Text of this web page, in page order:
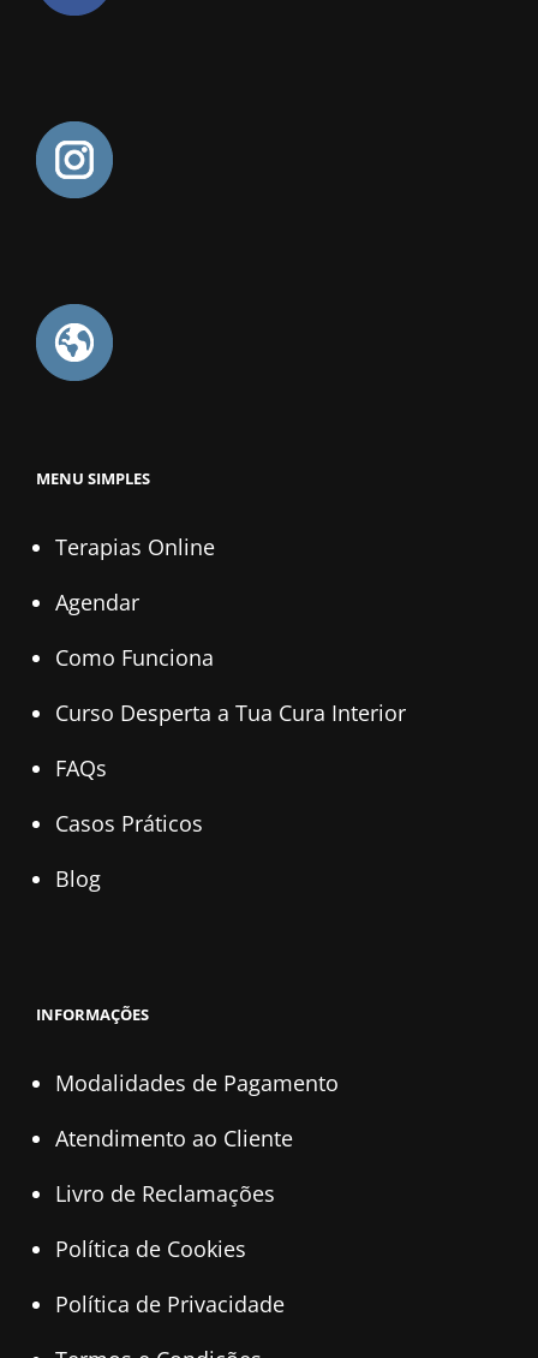
MENU SIMPLES
Terapias Online
Agendar
Como Funciona
Curso Desperta a Tua Cura Interior
FAQs
Casos Práticos
Blog
INFORMAÇÕES
Modalidades de Pagamento
Atendimento ao Cliente
Livro de Reclamações
Política de Cookies
Política de Privacidade